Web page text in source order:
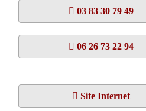
03 83 30 79 49
06 26 73 22 94
Site Internet